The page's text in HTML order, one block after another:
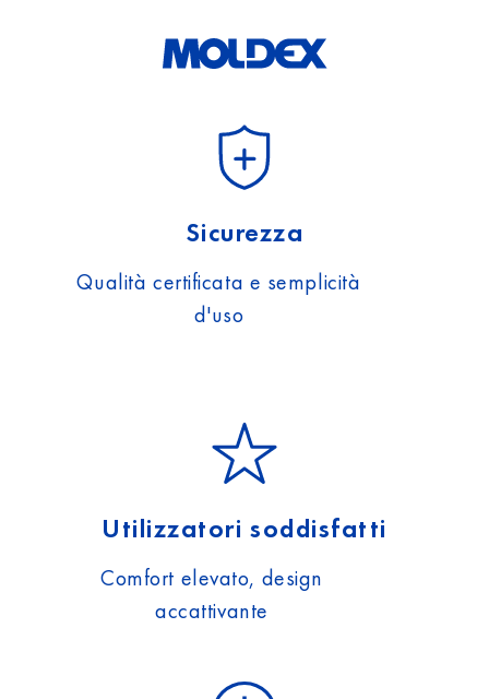
Sicurezza
Qualità certificata e semplicità
d'uso
Utilizzatori soddisfatti
Comfort elevato, design
accattivante